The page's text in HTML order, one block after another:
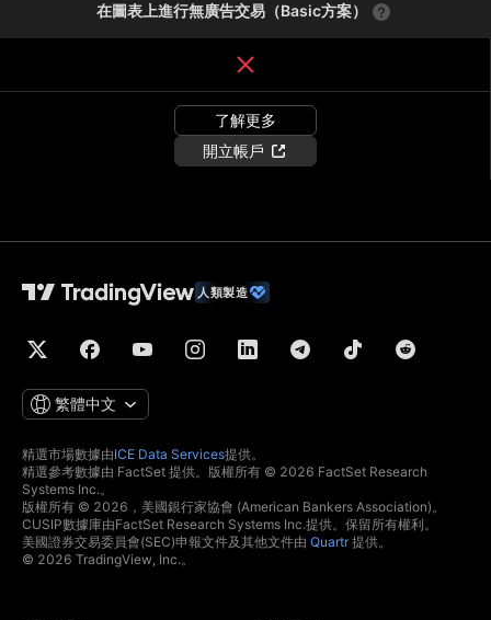
在圖表上進行無廣告交易（Basic方案）
了解更多
開立帳戶
人類製造
繁體中文
精選市場數據由ICE Data Services提供。
精選參考數據由 FactSet 提供。版權所有 © 2026 FactSet Research
Systems Inc.。
版權所有 © 2026，美國銀行家協會 (American Bankers Association)。
CUSIP數據庫由FactSet Research Systems Inc.提供。保留所有權利。
美國證券交易委員會(SEC)申報文件及其他文件由 Quartr提供。
© 2026 TradingView, Inc.。